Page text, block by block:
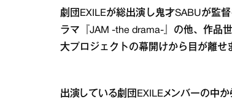
劇団EXILEが総出演し鬼才SABUが監
ラマ『JAM -the drama-』の他、作品
大プロジェクトの幕開けから目が離せ
出演している劇団EXILEメンバーの中か